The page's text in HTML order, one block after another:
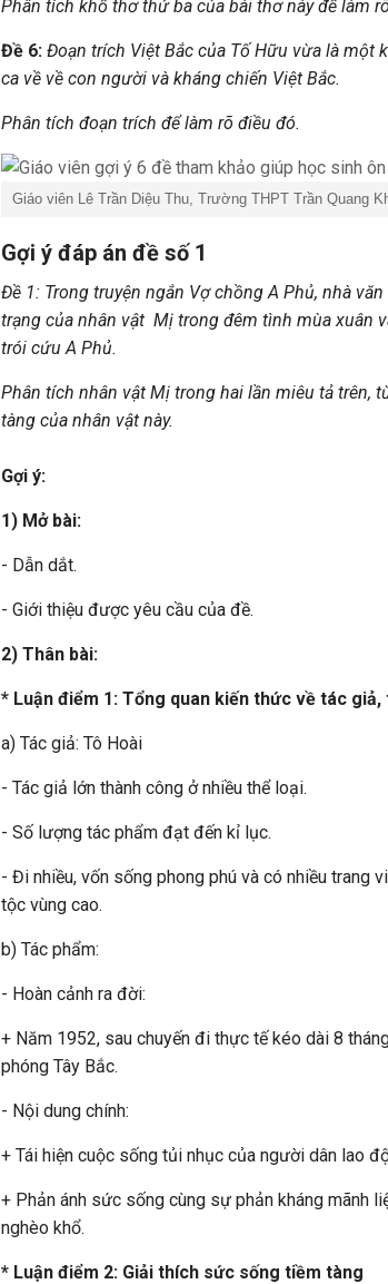
Phân tích khổ thơ thứ ba của bài thơ này để làm
Đề 6: Đoạn trích Việt Bắc của Tố Hữu vừa là một
ca về về con người và kháng chiến Việt Bắc.
Phân tích đoạn trích để làm rõ điều đó.
Giáo viên Lê Trần Diệu Thu, Trường THPT Trần Quang
Gợi ý đáp án đề số 1
Đề 1: Trong truyện ngắn Vợ chồng A Phủ, nhà
trạng của nhân vật Mị trong đêm tình mùa xuân
trói cứu A Phủ.
Phân tích nhân vật Mị trong hai lần miêu tả trên,
tàng của nhân vật này.
Gợi ý:
1) Mở bài:
- Dẫn dắt.
- Giới thiệu được yêu cầu của đề.
2) Thân bài:
* Luận điểm 1: Tổng quan kiến thức về tác giả,
a) Tác giả: Tô Hoài
- Tác giả lớn thành công ở nhiều thể loại.
- Số lượng tác phẩm đạt đến kỉ lục.
- Đi nhiều, vốn sống phong phú và có nhiều trang
tộc vùng cao.
b) Tác phẩm:
- Hoàn cảnh ra đời:
+ Năm 1952, sau chuyến đi thực tế kéo dài 8
phóng Tây Bắc.
- Nội dung chính:
+ Tái hiện cuộc sống tủi nhục của người dân lao
+ Phản ánh sức sống cùng sự phản kháng mãnh
nghèo khổ.
* Luận điểm 2: Giải thích sức sống tiềm tàng